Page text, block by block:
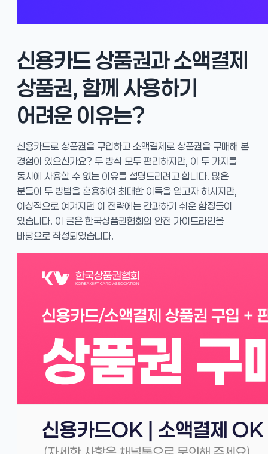
신용카드 상품권과 소액결제
상품권, 함께 사용하기
어려운 이유는?
신용카드로 상품권을 구입하고 소액결제로 상품권을 구매해 본
경험이 있으신가요? 두 방식 모두 편리하지만, 이 두 가지를
동시에 사용할 수 없는 이유를 설명드리려고 합니다. 많은
분들이 두 방법을 혼용하여 최대한 이득을 얻고자 하시지만,
이상적으로 여겨지던 이 전략에는 간과하기 쉬운 함정들이
있습니다. 이 글은 한국상품권협회의 안전 가이드라인을
바탕으로 작성되었습니다.